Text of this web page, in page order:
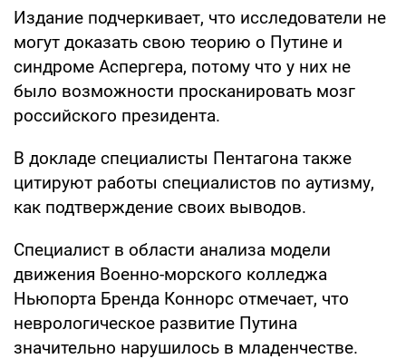
Издание подчеркивает, что исследователи не
могут доказать свою теорию о Путине и
синдроме Аспергера, потому что у них не
было возможности просканировать мозг
российского президента.
В докладе специалисты Пентагона также
цитируют работы специалистов по аутизму,
как подтверждение своих выводов.
Специалист в области анализа модели
движения Военно-морского колледжа
Ньюпорта Бренда Коннорс отмечает, что
неврологическое развитие Путина
значительно нарушилось в младенчестве.